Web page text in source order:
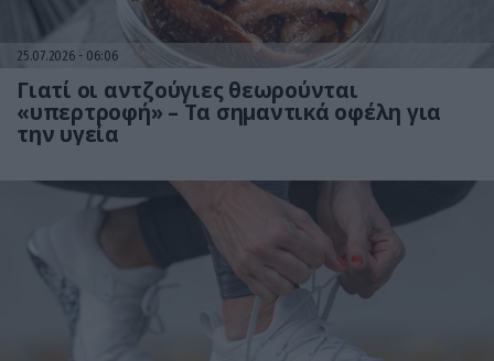
25.07.2026 06:06
Γιατί οι αντζούγιες θεωρούνται
«υπερτροφή» – Τα σημαντικά οφέλη για
την υγεία